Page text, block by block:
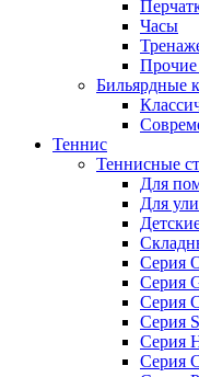
Часы
Прочие
Бильярдные
Теннис
Теннисные
Для
Для
Серия
Серия
Серия
Серия
Серия
Серия